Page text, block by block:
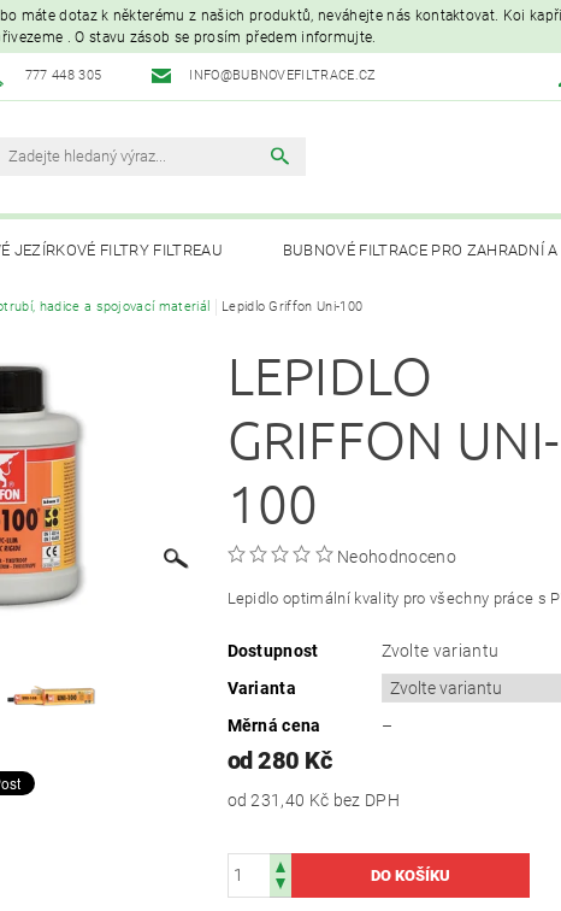
máte dotaz k některému z našich produktů, neváhejte nás kontaktovat. Koi
. O stavu zásob se prosím předem informujte.
777 448 305 INFO@BUBNOVEFILTRACE.CZ
JEZÍRKOVÉ FILTRY FILTREAU BUBNOVÉ FILTRACE PRO ZAHRADNÍ
A OZONIZÁTORY JEZÍRKOVÁ ČERPADLA A VYSAVAČE
KOI – KRMIVA, BAKTERIE, ÚPRAVA VODY, CHOVNÉ POTŘEBY
hadice a spojovací materiál Lepidlo Griffon Uni-100
LEPIDLO
GRIFFON UNI-
100
Neohodnoceno
Lepidlo optimální kvality pro všechny práce s
Dostupnost
Zvolte variantu
Varianta
Měrná cena
–
od 280 Kč
od 231,40 Kč bez DPH